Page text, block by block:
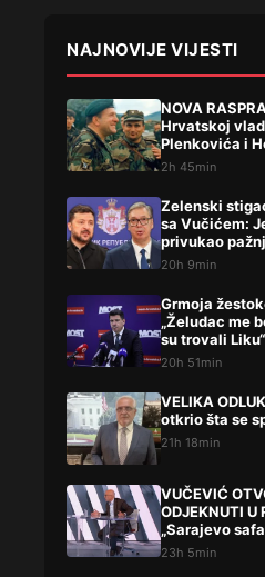
NAJNOVIJE VIJESTI
NOVA
Hrvatskoj
Plenkovića i
korpusu ARBIH!
2h 45min
Zelenski
sa Vučićem:
privukao
20h 9min
Grmoja
„Želudac me
su trovali Liku“
20h 51min
VELIKA
otkrio šta se
21h 18min
VUČEVIĆ
ODJEKNUTI U
„Sarajevo
niste
23h 5min